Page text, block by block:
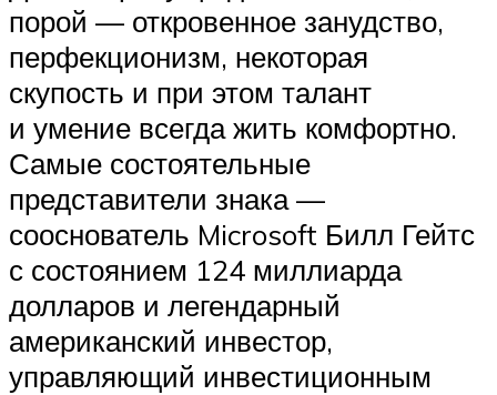
порой — откровенное занудство,
перфекционизм, некоторая
скупость и при этом талант
и умение всегда жить комфортно.
Самые состоятельные
представители знака —
сооснователь Microsoft Билл Гейтс
с состоянием 124 миллиарда
долларов и легендарный
американский инвестор,
управляющий инвестиционным